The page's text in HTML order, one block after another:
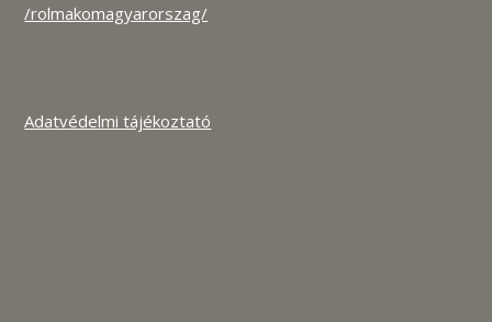
/rolmakomagyarorszag/
Adatvédelmi tájékoztató